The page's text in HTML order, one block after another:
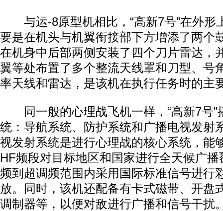
与运-8原型机相比，“高新7号”在外形
要是在机头与机翼衔接部下方增添了两个
在机身中后部两侧安装了四个刀片雷达，
翼等处布置了多个整流天线罩和刀型、号
率天线和雷达，是该机在执行任务时的主
同一般的心理战飞机一样，“高新7号”
统：导航系统、防护系统和广播电视发射
视发射系统是进行心理战的核心系统，能
HF频段对目标地区和国家进行全天候广
频到超调频范围内采用国际标准信号进行
放。同时，该机还配备有卡式磁带、开盘
调制器等，以便对敌进行广播和信号干扰